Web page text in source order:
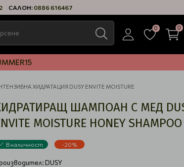
САЛОН: 0886 616467
0 0
ХИДРАТАЦИЯ DUSY ENVITE MOISTURE
ШАМПОАН С МЕД
MOISTURE HONEY
В наличност -20%
DUSY